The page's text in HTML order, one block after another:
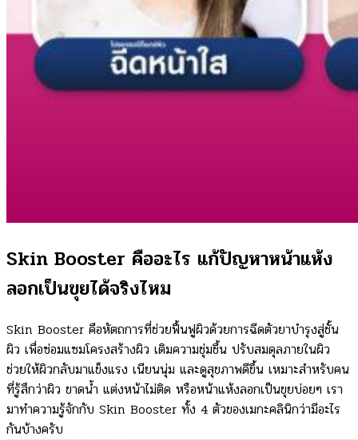
Skin Booster คืออะไร แก้ปัญหาหน้าแห้ง
ลอกเป็นขุยได้จริงไหม
Skin Booster คือหัตถการที่ช่วยฟื้นฟูผิวด้วยการฉีดตัวยาบำรุงสู่ชั้น
ผิว เพื่อซ่อมแซมโครงสร้างผิว เติมความชุ่มชื้น ปรับสมดุลภายในผิว
ช่วยให้ผิวกลับมาแข็งแรง เนียนนุ่ม และดูสุขภาพดีขึ้น เหมาะสำหรับคน
ที่รู้สึกว่าผิว ขาดน้ำ แต่งหน้าไม่ติด หรือหน้าแห้งลอกเป็นขุยบ่อยๆ เรา
มาทำความรู้จักกับ Skin Booster ทั้ง 4 ตัวของเมกะคลินิกว่ามีอะไร
กันบ้างครับ